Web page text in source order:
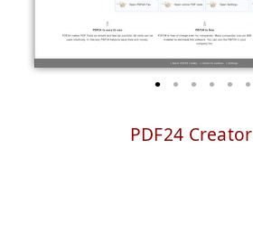
PDF24 Creator